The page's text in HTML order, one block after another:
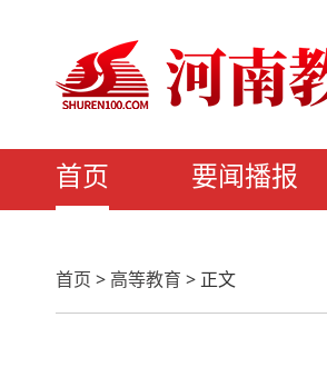
首页 要闻播报
首页 > 高等教育 > 正文